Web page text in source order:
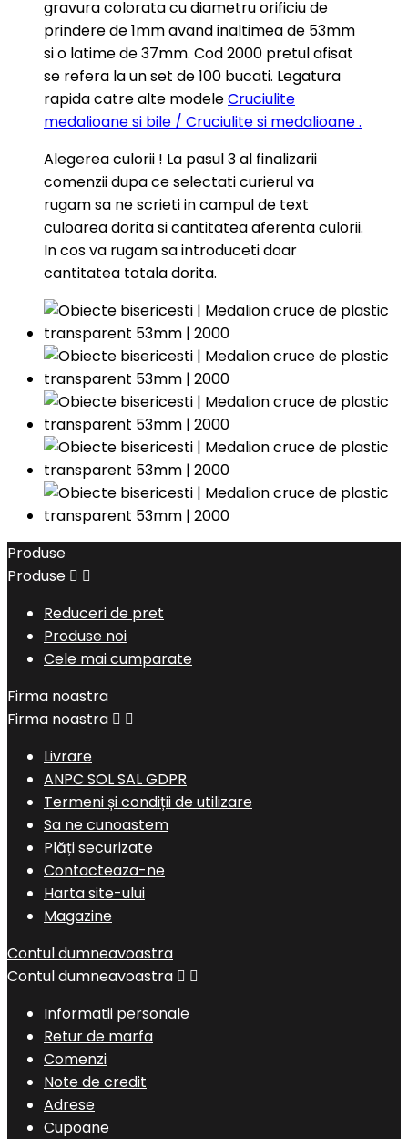
al finalizarii comenzii dupa
ce selectati...
ce selectati curierul va
rugam...
gravura colorata cu diametru orificiu de
prindere de 1mm avand inaltimea de 53mm
si o latime de 37mm. Cod 2000 pretul afisat
se refera la un set de 100 bucati. Legatura
rapida catre alte modeleCruciulite
medalioane si bile / Cruciulite si medalioane .
Alegerea culorii ! La pasul 3 al finalizarii
comenzii dupa ce selectati curierul va
rugam sa ne scrieti in campul de text
culoarea dorita si cantitatea aferenta culorii.
In cos va rugam sa introduceti doar
cantitatea totala dorita.
Produse
Produse  
Reduceri de pret
Produse noi
Cele mai cumparate
Firma noastra
Firma noastra  
Livrare
ANPC SOL SAL GDPR
Termeni și condiții de utilizare
Sa ne cunoastem
Plăți securizate
Contacteaza-ne
Harta site-ului
Magazine
Contul dumneavoastra
Contul dumneavoastra  
Informatii personale
Retur de marfa
Comenzi
Note de credit
Adrese
Cupoane